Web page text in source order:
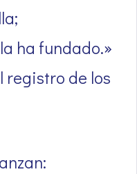
ha fundado.»
registro de los